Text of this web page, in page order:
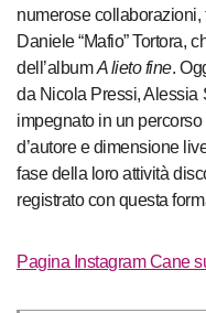
numerose
Daniele “Mafio” Tortora,
dell’albumA lieto fine.
da Nicola Pressi, Alessia
impegnato in un
d’autore e dimensione
fase della loro attività
registrato con questa
Pagina Instagram Cane